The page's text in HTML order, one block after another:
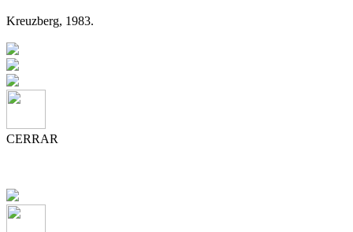
Kreuzberg, 1983.
CERRAR